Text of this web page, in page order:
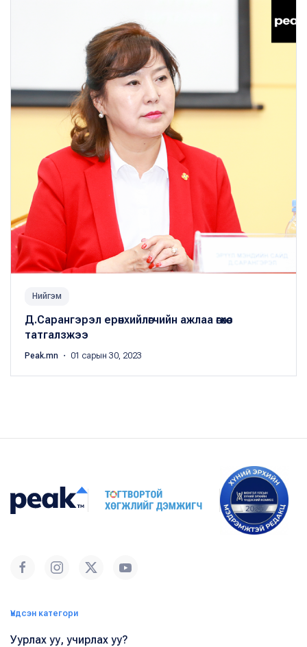
Нийгэм
Д.Сарангэрэл ерөнхийлөгчийн ажлаа өгөхөөс
татгалзжээ
Peak.mn ・ 01 сарын 30, 2023
Үндсэн категори
Уурлах уу, учирлах уу?